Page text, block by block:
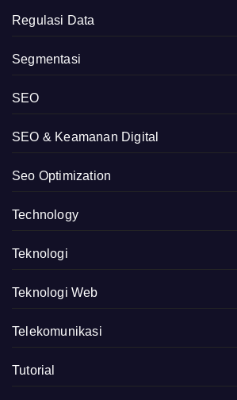
Regulasi Data
Segmentasi
SEO
SEO & Keamanan Digital
Seo Optimization
Technology
Teknologi
Teknologi Web
Telekomunikasi
Tutorial